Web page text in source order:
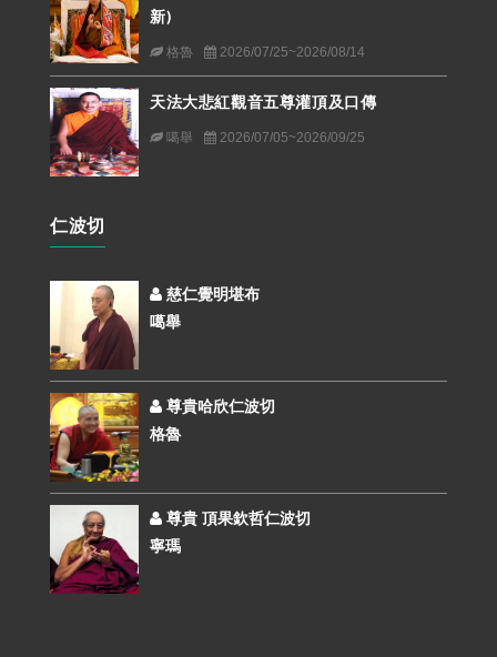
新)
格魯 2026/07/25~2026/08/14
天法大悲紅觀音五尊灌頂及口傳
噶舉 2026/07/05~2026/09/25
仁波切
慈仁覺明堪布
噶舉
尊貴哈欣仁波切
格魯
尊貴 頂果欽哲仁波切
寧瑪